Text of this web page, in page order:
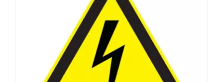
Добавляйте товары
в корзину